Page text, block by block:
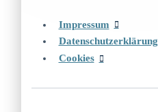
Impressum
Datenschutzerklärung
Cookies